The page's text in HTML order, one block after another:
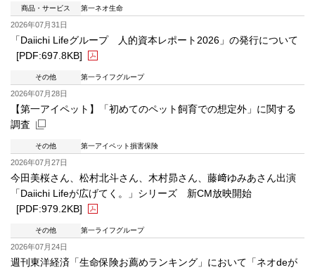
商品・サービス 第一ネオ生命
新規ウィンドウを開きます
2026年07月31日
「Daiichi Lifeグループ 人的資本レポート2026」の発行について
[PDF:697.8KB]
その他 第一ライフグループ
PDFファイルが新規ウィンドウで開きます
2026年07月28日
【第一アイペット】「初めてのペット飼育での想定外」に関する
調査
その他 第一アイペット損害保険
新規ウィンドウを開きます
2026年07月27日
今田美桜さん、松村北斗さん、木村昴さん、藤﨑ゆみあさん出演
「Daiichi Lifeが広げてく。」シリーズ 新CM放映開始
[PDF:979.2KB]
その他 第一ライフグループ
PDFファイルが新規ウィンドウで開きます
2026年07月24日
週刊東洋経済「生命保険お薦めランキング」において「ネオdeが